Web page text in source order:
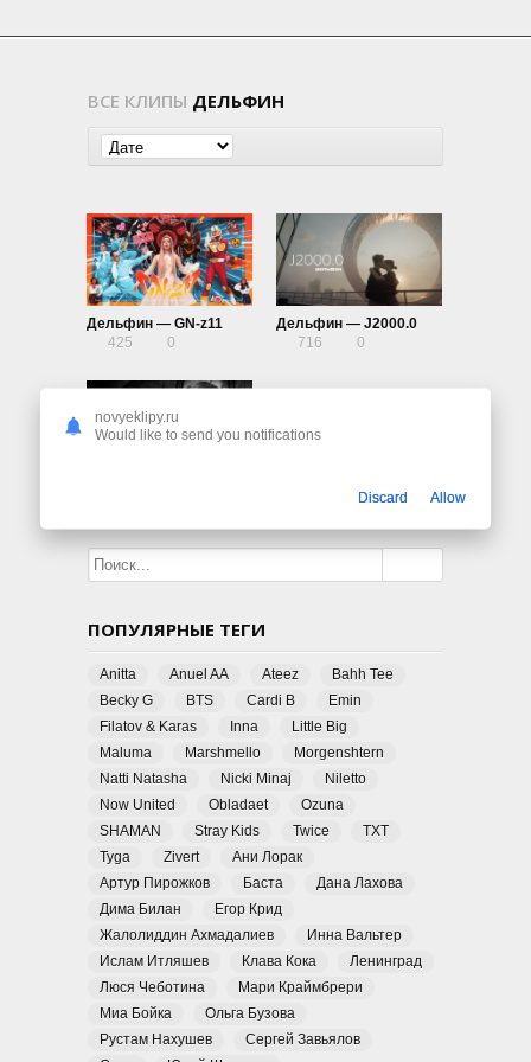
ВСЕ КЛИПЫ ДЕЛЬФИН
Дельфин — GN-z11
425
0
Дельфин — J2000.0
716
0
ПОПУЛЯРНЫЕ ТЕГИ
Anitta Anuel AA Ateez
Bahh Tee
Becky G
BTS Cardi B
Emin
Filatov & Karas
Inna
Little Big
Maluma
Marshmello
Morgenshtern
Natti Natasha
Nicki Minaj
Niletto
Now United
Obladaet
Ozuna
SHAMAN
Stray Kids Twice
TXT
Tyga
Zivert
Ани Лорак
Артур Пирожков
Баста
Дана Лахова
Дима Билан
Егор Крид
Жалолиддин Ахмадалиев
Инна Вальтер
Ислам Итляшев
Клава Кока
Ленинград
Люся Чеботина
Мари Краймбрери
Миа Бойка
Ольга Бузова
Рустам Нахушев
Сергей Завьялов
novyeklipy.ru
Would like to send you notifications
Discard Allow